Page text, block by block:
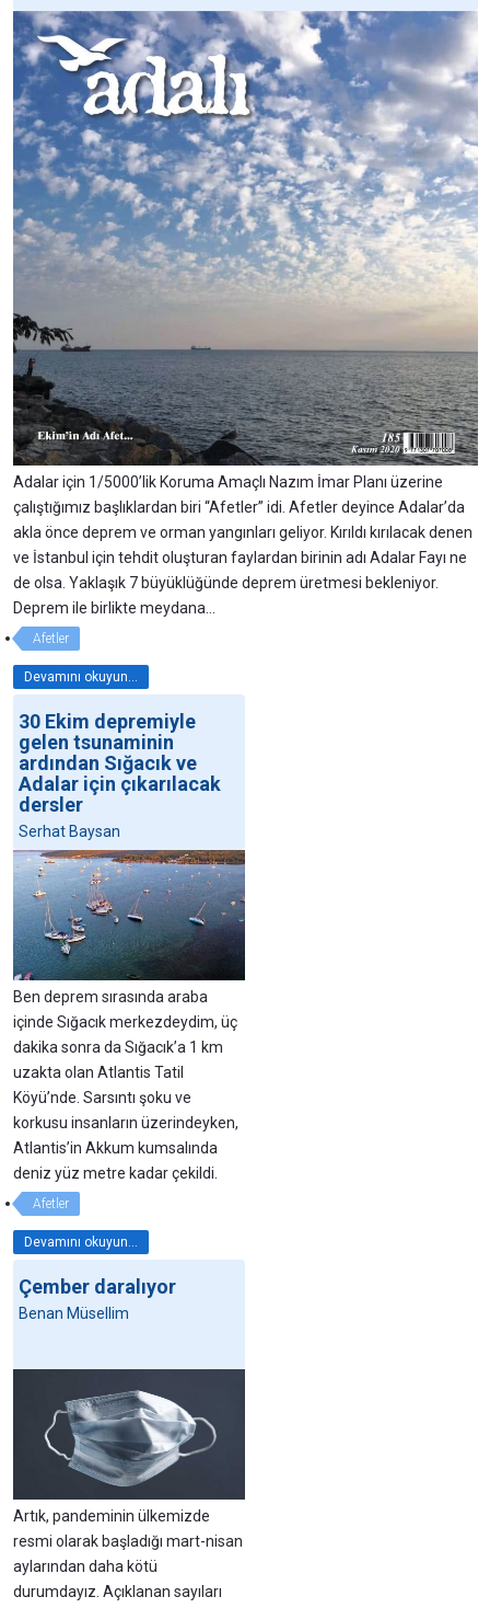
Adalar için 1/5000’lik Koruma Amaçlı Nazım İmar Planı üzerine
çalıştığımız başlıklardan biri “Afetler” idi. Afetler deyince Adalar’da
akla önce deprem ve orman yangınları geliyor. Kırıldı kırılacak denen
ve İstanbul için tehdit oluşturan faylardan birinin adı Adalar Fayı ne
de olsa. Yaklaşık 7 büyüklüğünde deprem üretmesi bekleniyor.
Deprem ile birlikte meydana…
Afetler
Devamını okuyun...
30 Ekim depremiyle
gelen tsunaminin
ardından Sığacık ve
Adalar için çıkarılacak
dersler
Serhat Baysan
Ben deprem sırasında araba
içinde Sığacık merkezdeydim, üç
dakika sonra da Sığacık’a 1 km
uzakta olan Atlantis Tatil
Köyü’nde. Sarsıntı şoku ve
korkusu insanların üzerindeyken,
Atlantis’in Akkum kumsalında
deniz yüz metre kadar çekildi.
Afetler
Devamını okuyun...
Çember daralıyor
Benan Müsellim
Artık, pandeminin ülkemizde
resmi olarak başladığı mart-nisan
aylarından daha kötü
durumdayız. Açıklanan sayıları